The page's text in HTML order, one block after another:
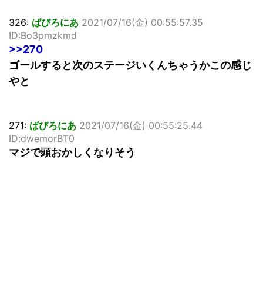
326: ばびろにあ 2021/07/16(金) 00:55:57.35
ID:Bo3pmzkmd
>>270
ゴールすると次のステージいくんちゃうかこの感じ
やと
271: ばびろにあ 2021/07/16(金) 00:55:25.44
ID:dwemorBT0
マジで頭おかしくなりそう